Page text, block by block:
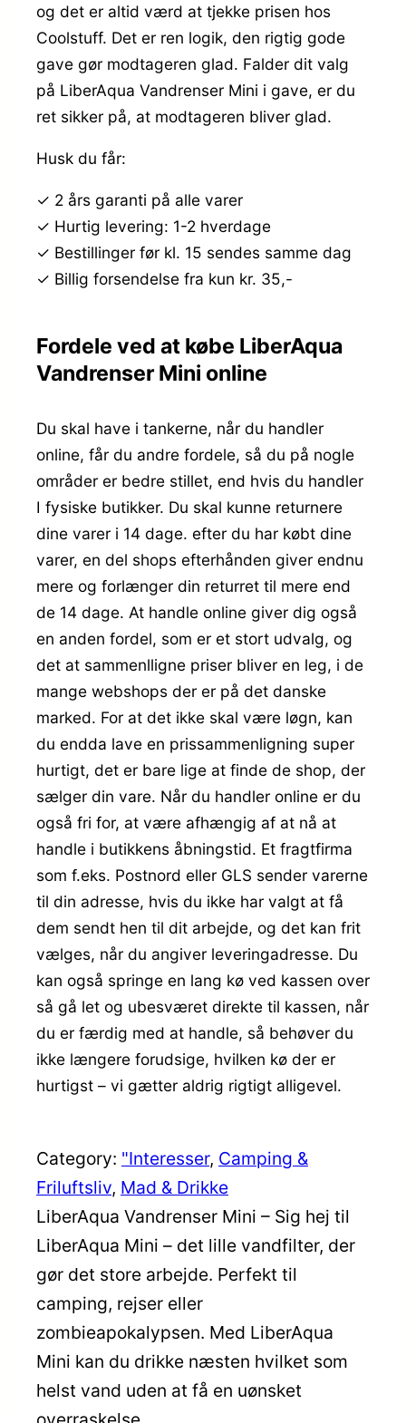
og det er altid værd at tjekke prisen hos
Coolstuff. Det er ren logik, den rigtig gode
gave gør modtageren glad. Falder dit valg
på LiberAqua Vandrenser Mini i gave, er du
ret sikker på, at modtageren bliver glad.
Husk du får:
✓ 2 års garanti på alle varer
✓ Hurtig levering: 1-2 hverdage
✓ Bestillinger før kl. 15 sendes samme dag
✓ Billig forsendelse fra kun kr. 35,-
Fordele ved at købe LiberAqua
Vandrenser Mini online
Du skal have i tankerne, når du handler
online, får du andre fordele, så du på nogle
områder er bedre stillet, end hvis du handler
I fysiske butikker. Du skal kunne returnere
dine varer i 14 dage. efter du har købt dine
varer, en del shops efterhånden giver endnu
mere og forlænger din returret til mere end
de 14 dage. At handle online giver dig også
en anden fordel, som er et stort udvalg, og
det at sammenlligne priser bliver en leg, i de
mange webshops der er på det danske
marked. For at det ikke skal være løgn, kan
du endda lave en prissammenligning super
hurtigt, det er bare lige at finde de shop, der
sælger din vare. Når du handler online er du
også fri for, at være afhængig af at nå at
handle i butikkens åbningstid. Et fragtfirma
som f.eks. Postnord eller GLS sender varerne
til din adresse, hvis du ikke har valgt at få
dem sendt hen til dit arbejde, og det kan frit
vælges, når du angiver leveringadresse. Du
kan også springe en lang kø ved kassen over
så gå let og ubesværet direkte til kassen, når
du er færdig med at handle, så behøver du
ikke længere forudsige, hvilken kø der er
hurtigst – vi gætter aldrig rigtigt alligevel.
Category: "Interesser, Camping &
Friluftsliv, Mad & Drikke
LiberAqua Vandrenser Mini – Sig hej til
LiberAqua Mini – det lille vandfilter, der
gør det store arbejde. Perfekt til
camping, rejser eller
zombieapokalypsen. Med LiberAqua
Mini kan du drikke næsten hvilket som
helst vand uden at få en uønsket